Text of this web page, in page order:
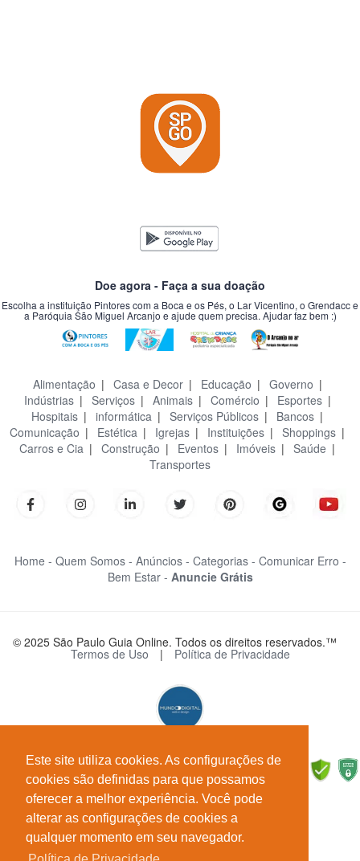
Este site utiliza cookies. As configurações de
cookies são definidas para que possamos
oferecer a melhor experiência. Você pode
alterar as configurações de cookies a
qualquer momento em seu navegador.
Doe agora - Faça a sua doação
Escolha a instituição Pintores com a Boca e os Pés, o Lar Vicentino, o Grendacc e
a Paróquia São Miguel Arcanjo e ajude quem precisa. Ajudar faz bem :)
Alimentação | Casa e Decor| Educação | Governo |
Indústrias| Serviços| Animais| Comércio | Esportes|
Hospitais | informática | Serviços Públicos | Bancos |
Comunicação | Estética | Igrejas | Instituições | Shoppings |
Carros e Cia | Construção | Eventos | Imóveis | Saúde |
Transportes
Home - Quem Somos - Anúncios - Categorias - Comunicar Erro -
Bem Estar - Anuncie Grátis
© 2025 São Paulo Guia Online. Todos os direitos reservados.™
Termos de Uso | Política de Privacidade